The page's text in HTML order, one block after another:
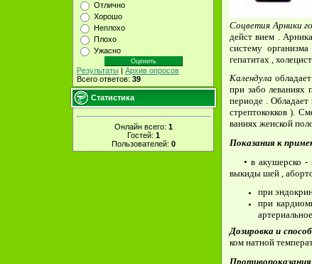
Отлично
Хорошо
Неплохо
Плохо
Ужасно
Результаты | Архив опросов
Всего ответов: 39
Статистика
Онлайн всего: 1
Гостей: 1
Пользователей: 0
Соцветия Арники
дейст­ вием .
систему
гепатитах ,
Календула
при забо­ леваниях
периоде .
стрептококков ).
ваниях женской
Показания к
• в акушерско -
выкиды­ шей ,
при
при
Дозировкаи способ
ком­ натной